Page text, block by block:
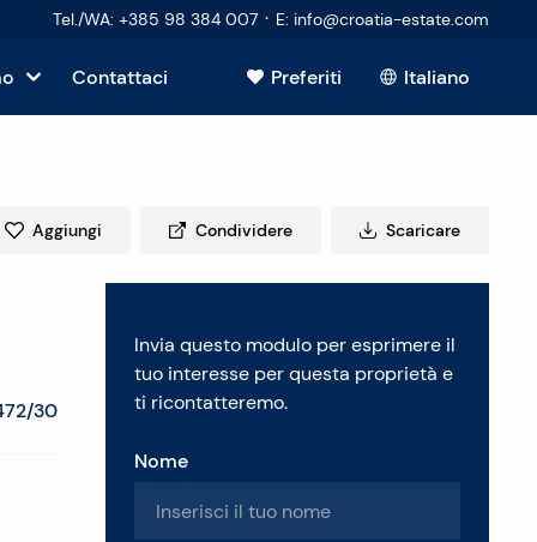
Tel./WA: +385 98 384 007 · E: info@croatia-estate.com
Contattaci Preferiti Italiano
Mostra tutto
30
Aggiungi Condividere Scaricare
Invia questo modulo per esprimere il
tuo interesse per questa proprietà e
ti ricontatteremo.
Nome